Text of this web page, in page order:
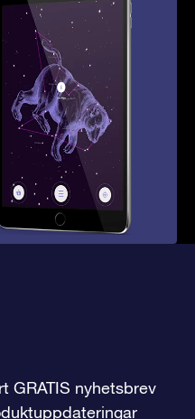
GRATIS nyhetsbrev